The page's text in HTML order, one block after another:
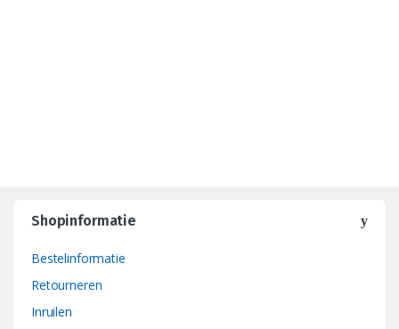
Shopinformatie
Bestelinformatie
Retourneren
Inruilen